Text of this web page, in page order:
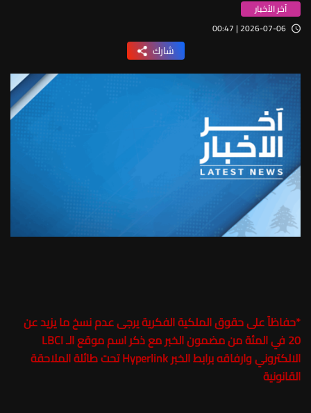
آخر الأخبار
2026-07-06 | 00:47
شارك
*حفاظاً على حقوق الملكية الفكرية يرجى عدم نسخ ما يزيد عن
20 في المئة من مضمون الخبر مع ذكر اسم موقع الـ LBCI
الالكتروني وارفاقه برابط الخبر Hyperlink تحت طائلة الملاحقة
القانونية